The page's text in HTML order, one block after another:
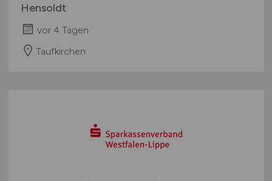
Hensoldt
vor 4 Tagen
Taufkirchen